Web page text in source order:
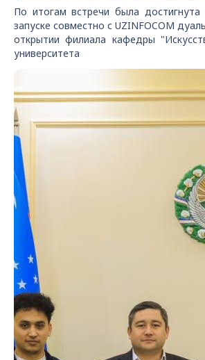
По итогам встречи была достигнута
запуске совместно с UZINFOCOM
открытии филиала кафедры
университета